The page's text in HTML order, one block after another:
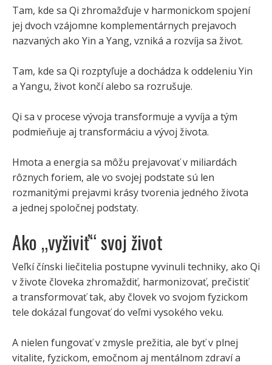
Tam, kde sa Qi zhromažďuje v harmonickom spojení
jej dvoch vzájomne komplementárnych prejavoch
nazvaných ako Yin a Yang, vzniká a rozvíja sa život.
Tam, kde sa Qi rozptyľuje a dochádza k oddeleniu Yin
a Yangu, život končí alebo sa rozrušuje.
Qi sa v procese vývoja transformuje a vyvíja a tým
podmieňuje aj transformáciu a vývoj života.
Hmota a energia sa môžu prejavovať v miliardách
rôznych foriem, ale vo svojej podstate sú len
rozmanitými prejavmi krásy tvorenia jedného života
a jednej spoločnej podstaty.
Ako „vyživiť“ svoj život
Veľkí čínski liečitelia postupne vyvinuli techniky, ako Qi
v živote človeka zhromaždiť, harmonizovať, prečistiť
a transformovať tak, aby človek vo svojom fyzickom
tele dokázal fungovať do veľmi vysokého veku.
A nielen fungovať v zmysle prežitia, ale byť v plnej
vitalite, fyzickom, emočnom aj mentálnom zdraví a